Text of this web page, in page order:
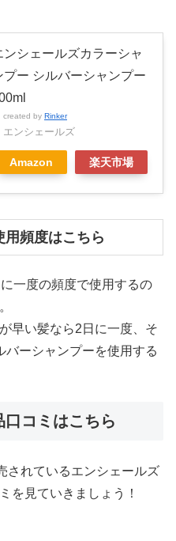
ンシェールズカラーシャ
プー シルバーシャンプー
created by Rinker
エンシェールズ
Amazon 楽天市場
用頻度はこちら
一度の頻度で使用するの
早い髪なら2日に一度、そ
バーシャンプーを使用する
コミはこちら
されているエンシェールズ
を見ていきましょう！